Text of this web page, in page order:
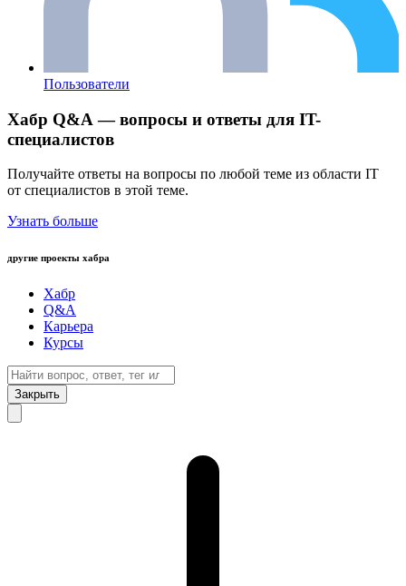
Пользователи
Хабр Q&A — вопросы и ответы для IT-
специалистов
Получайте ответы на вопросы по любой теме из области IT
от специалистов в этой теме.
Узнать больше
другие проекты хабра
Хабр
Q&A
Карьера
Курсы
Закрыть